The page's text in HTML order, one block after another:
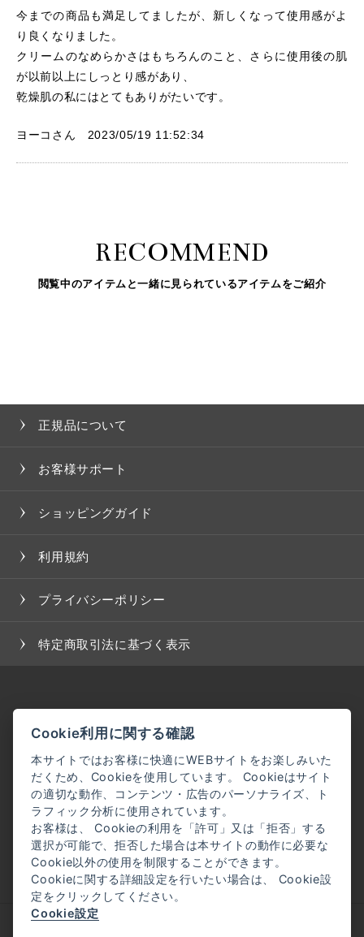
今までの商品も満足してましたが、新しくなって使用感がよ
り良くなりました。
クリームのなめらかさはもちろんのこと、さらに使用後の肌
が以前以上にしっとり感があり、
乾燥肌の私にはとてもありがたいです。
ヨーコさん 2023/05/19 11:52:34
RECOMMEND
閲覧中のアイテムと一緒に見られているアイテムをご紹介
正規品について
お客様サポート
ショッピングガイド
利用規約
プライバシーポリシー
特定商取引法に基づく表示
企業理念
Cookie利用に関する確認
本サイトではお客様に快適にWEBサイトをお楽しみいた
だくため、Cookieを使用しています。 Cookieはサイト
の適切な動作、コンテンツ・広告のパーソナライズ、ト
ラフィック分析に使用されています。
お客様は、 Cookieの利用を「許可」又は「拒否」する
選択が可能で、拒否した場合は本サイトの動作に必要な
Cookie以外の使用を制限することができます。
Cookieに関する詳細設定を行いたい場合は、 Cookie設
定をクリックしてください。
Cookie設定